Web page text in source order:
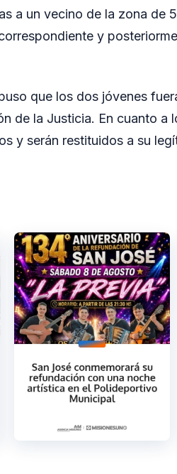
a un vecino de la zona de
y
que los dos jóvenes
de la Justicia. En cuanto a
y serán restituidos a su